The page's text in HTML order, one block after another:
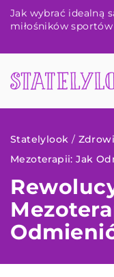
Jak regularny
jakość powietrza
Statelylook /
Mezoterapii: Jak